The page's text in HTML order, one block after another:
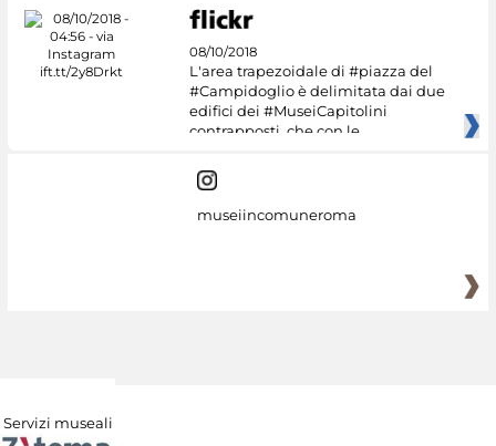
08/10/2018
L'area trapezoidale di #piazza del
#Campidoglio è delimitata dai due
edifici dei #MuseiCapitolini
contrapposti, che con le
museiincomuneroma
Servizi museali